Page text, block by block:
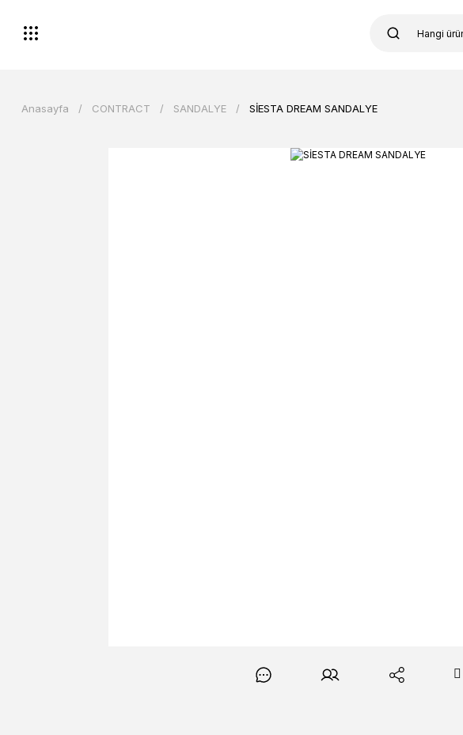
Anasayfa CONTRACT SANDALYE SİESTA DREAM SANDALYE